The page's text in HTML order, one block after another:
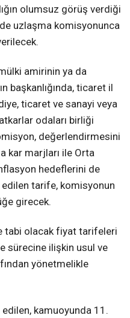
olumsuz görüş verdiği
uzlaşma komisyonunca
amirinin ya da
başkanlığında, ticaret il
ticaret ve sanayi veya
odaları birliği
değerlendirmesini
kar marjları ile Orta
hedeflerini de
tarife, komisyonun
girecek.
tabi olacak fiyat tarifeleri
sürecine ilişkin usul ve
yönetmelikle
kamuoyunda 11.